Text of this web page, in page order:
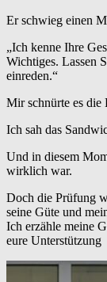
Er schwieg einen
„Ich kenne Ihre
Wichtiges. Lassen
einreden.“
Mir schnürte es die
Ich sah das
Und in diesem
wirklich war.
Doch die Prüfung
seine Güte und
Ich erzähle meine
eure Unterstützung